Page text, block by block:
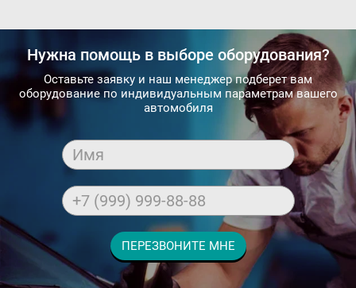
Нужна помощь в выборе оборудования?
Оставьте заявку и наш менеджер подберет вам
оборудование по индивидуальным параметрам вашего
автомобиля
Имя
+7 (999) 999-88-88
ПЕРЕЗВОНИТЕ МНЕ